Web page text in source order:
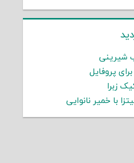
شیرینی
پروفایل
زبرا
با خمیر نانوایی